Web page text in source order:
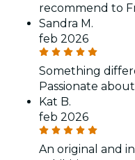
recommend to
Sandra M.
feb 2026
Something
Passionate about
Kat B.
feb 2026
An original and